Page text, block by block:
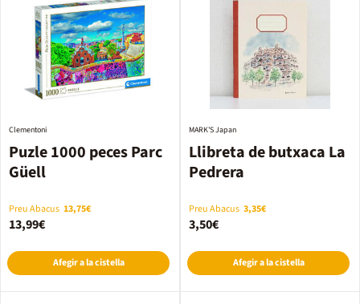
Puzle 1000 peces Parc
Güell
Clementoni
Preu Abacus 13,75€
13,99€
Afegir a la cistella
Llibreta de butxaca La
Pedrera
MARK'S Japan
Preu Abacus 3,35€
3,50€
Afegir a la cistella